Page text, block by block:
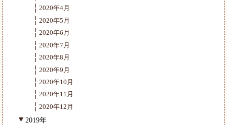
2020年4月
2020年5月
2020年6月
2020年7月
2020年8月
2020年9月
2020年10月
2020年11月
2020年12月
2019年